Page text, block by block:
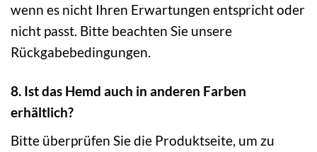
wenn es nicht Ihren Erwartungen entspricht oder
nicht passt. Bitte beachten Sie unsere
Rückgabebedingungen.
8. Ist das Hemd auch in anderen Farben
erhältlich?
Bitte überprüfen Sie die Produktseite, um zu